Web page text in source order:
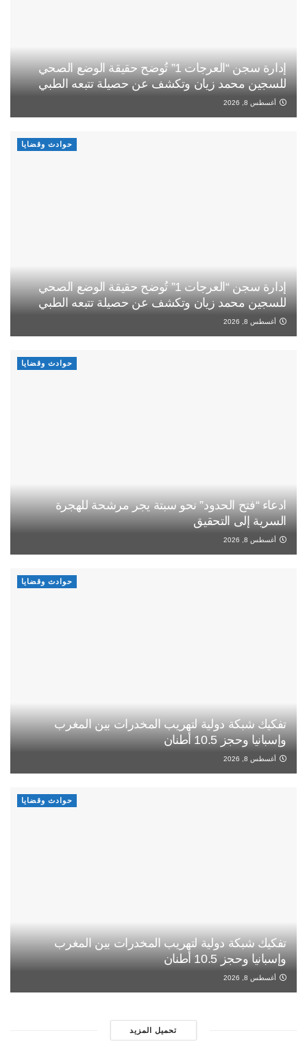
إدارة سجن “العرجات 1” تُوضح حقيقة الوضع الصحي
للسجين محمد زيان وتكشف عن حصيلة تتبعه الطبي
أغسطس 8, 2026
حوادث وقضايا
إدارة سجن “العرجات 1” تُوضح حقيقة الوضع الصحي
للسجين محمد زيان وتكشف عن حصيلة تتبعه الطبي
أغسطس 8, 2026
حوادث وقضايا
ادعاء “فتح الحدود” نحو سبتة يجر مرشحة للهجرة
السرية إلى التحقيق
أغسطس 8, 2026
حوادث وقضايا
تفكيك شبكة دولية لتهريب المخدرات بين المغرب
وإسبانيا وحجز 10.5 أطنان
أغسطس 8, 2026
حوادث وقضايا
تفكيك شبكة دولية لتهريب المخدرات بين المغرب
وإسبانيا وحجز 10.5 أطنان
أغسطس 8, 2026
تحميل المزيد